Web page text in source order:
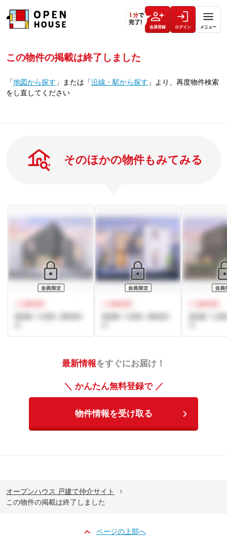
会員登録 ログイン メニュー
この物件の掲載は終了しました
「地図から探す 」 または 「沿線・駅から探す 」 より、再度物件検索
をし直してください
そのほかの物件もみてみる
最新情報をすぐにお届け！
＼ かんたん無料登録で ／
物件情報を受け取る
オープンハウス 戸建て仲介サイト
この物件の掲載は終了しました
ページの上部へ